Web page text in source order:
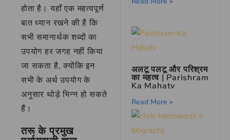
होता है। यहाँ एक महत्वपूर्ण
बात ध्यान रखने की है कि
सभी समानार्थक शब्दों का
उपयोग हर जगह नहीं किया
जा सकता है, क्योंकि इन
सभी के अर्थ उपयोग के
अनुसार थोड़े भिन्न हो सकते
हैं।
तरू के प्रमुख
अलटू पलटू और परिश्रम
का महत्व | Parishram
Ka Mahatv
Read More »